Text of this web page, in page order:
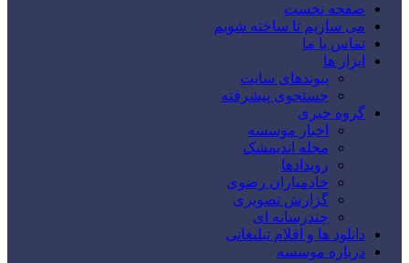
صفحه نخست
می سازیم تا ساخته شویم
تماس با ما
ابزار ها
پیوندهای سایت
جستجوی پیشرفته
گروه خبری
اخبار موسسه
مجله اندیمشک
رویدادها
خادمیاران رضوی
گزارش تصویری
چندرسانه ای
دانلود ها و اقلام تبلیغاتی
درباره موسسه